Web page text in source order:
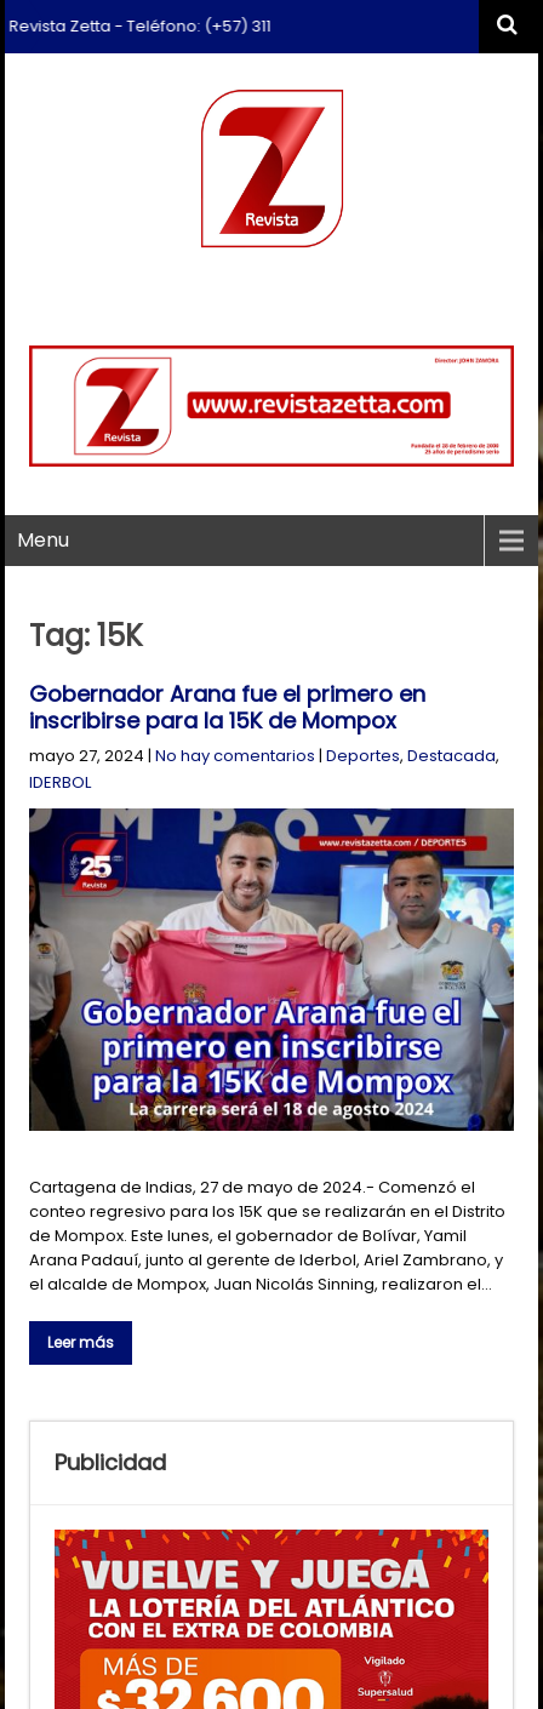
Zetta - Teléfono: (+57) 311 659 6374 - Correo:
Menu
Tag: 15K
Gobernador Arana fue el primero en
inscribirse para la 15K de Mompox
mayo 27, 2024 |No hay comentarios |Deportes,Destacada,
IDERBOL
Cartagena de Indias, 27 de mayo de 2024.- Comenzó el
conteo regresivo para los 15K que se realizarán en el Distrito
de Mompox. Este lunes, el gobernador de Bolívar, Yamil
Arana Padauí, junto al gerente de Iderbol, Ariel Zambrano, y
el alcalde de Mompox, Juan Nicolás Sinning, realizaron el…
Leer más
Publicidad